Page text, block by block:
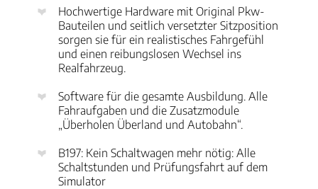
Hochwertige Hardware mit Original Pkw-
Bauteilen und seitlich versetzter Sitzposition
sorgen sie für ein realistisches Fahrgefühl
und einen reibungslosen Wechsel ins
Realfahrzeug.
Software für die gesamte Ausbildung. Alle
Fahraufgaben und die Zusatzmodule
„Überholen Überland und Autobahn“.
B197: Kein Schaltwagen mehr nötig: Alle
Schaltstunden und Prüfungsfahrt auf dem
Simulator